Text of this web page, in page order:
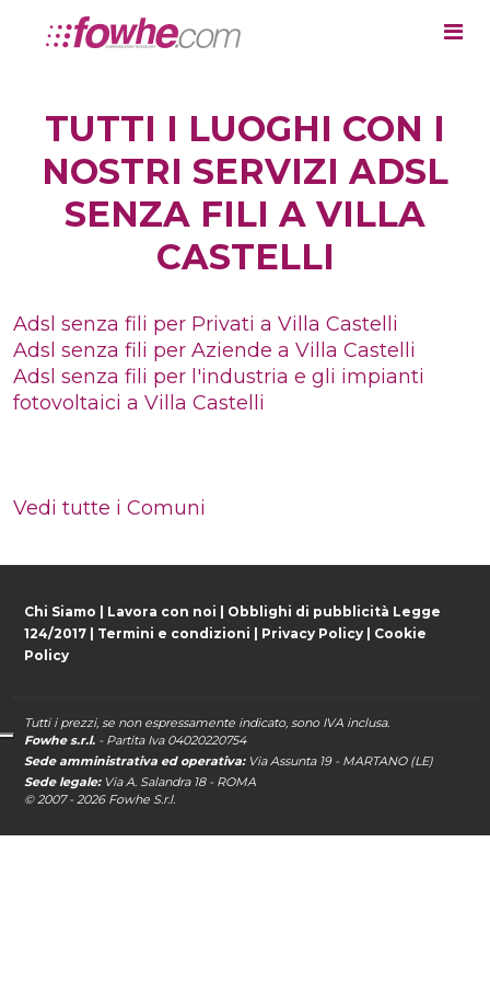
TUTTI I LUOGHI CON I
NOSTRI SERVIZI ADSL
SENZA FILI A VILLA
CASTELLI
Adsl senza fili per Privati a Villa Castelli
Adsl senza fili per Aziende a Villa Castelli
Adsl senza fili per l'industria e gli impianti
fotovoltaici a Villa Castelli
Vedi tutte i Comuni
Chi Siamo | Lavora con noi | Obblighi di pubblicità Legge
124/2017 | Termini e condizioni | Privacy Policy | Cookie
Policy
Tutti i prezzi, se non espressamente indicato, sono IVA inclusa.
Fowhe s.r.l. - Partita Iva 04020220754
Sede amministrativa ed operativa:Via Assunta 19 - MARTANO (LE)
Sede legale:Via A. Salandra 18 - ROMA
© 2007 - 2026 Fowhe S.r.l.